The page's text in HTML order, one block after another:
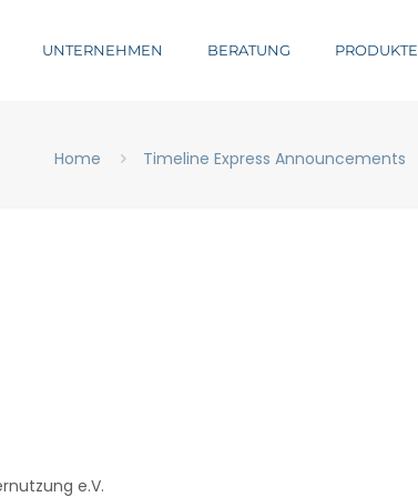
UNTERNEHMEN BERATUNG PRODUKTE
Home Timeline Express Announcements
e.V.